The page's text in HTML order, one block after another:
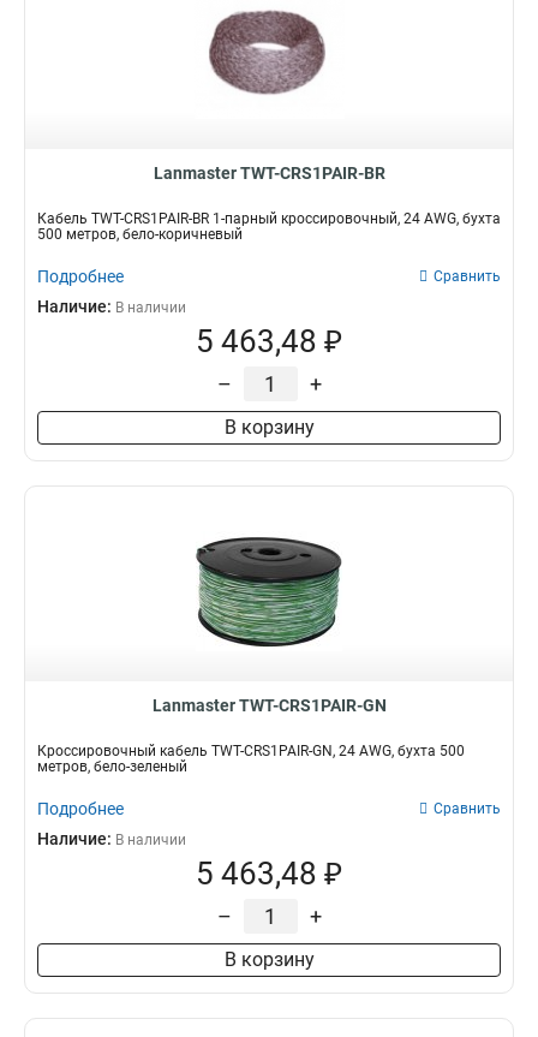
Lanmaster TWT-CRS1PAIR-BR
Кабель TWT-CRS1PAIR-BR 1-парный кроссировочный, 24 AWG, бухта
500 метров, бело-коричневый
Подробнее Сравнить
Наличие: В наличии
5 463,48 ₽
– +
В корзину
Lanmaster TWT-CRS1PAIR-GN
Кроссировочный кабель TWT-CRS1PAIR-GN, 24 AWG, бухта 500
метров, бело-зеленый
Подробнее Сравнить
Наличие: В наличии
5 463,48 ₽
– +
В корзину